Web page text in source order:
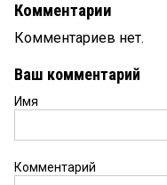
Комментарии
Комментариев нет.
Ваш комментарий
Имя
Комментарий